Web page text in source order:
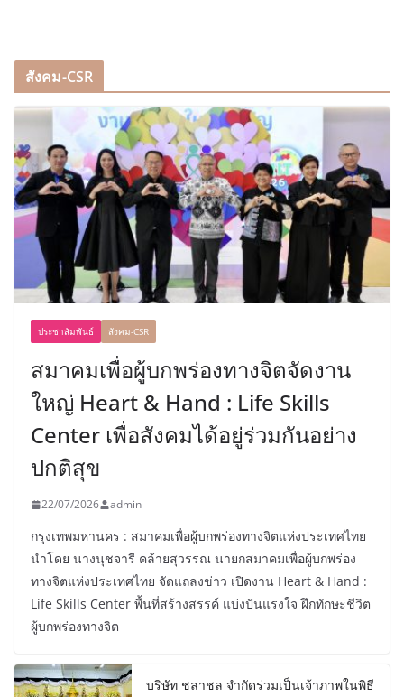
สังคม-CSR
ประชาสัมพันธ์ สังคม-CSR
สมาคมเพื่อผู้บกพร่องทางจิตจัดงาน
ใหญ่ Heart & Hand : Life Skills
Center เพื่อสังคมได้อยู่ร่วมกันอย่าง
ปกติสุข
22/07/2026 admin
กรุงเทพมหานคร : สมาคมเพื่อผู้บกพร่องทางจิตแห่งประเทศไทย
นำโดย นางนุชจารี คล้ายสุวรรณ นายกสมาคมเพื่อผู้บกพร่อง
ทางจิตแห่งประเทศไทย จัดแถลงข่าว เปิดงาน Heart & Hand :
Life Skills Center พื้นที่สร้างสรรค์ แบ่งปันแรงใจ ฝึกทักษะชีวิต
ผู้บกพร่องทางจิต
บริษัท ชลาชล จำกัดร่วมเป็นเจ้าภาพในพิธี